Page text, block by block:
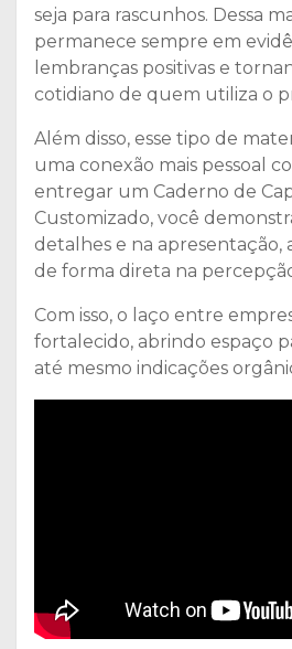
seja para rascunhos. Dessa
permanece sempre em
lembranças positivas e
cotidiano de quem utiliza o
Além disso, esse tipo de
uma conexão mais pessoal
entregar um Caderno de
Customizado, você
detalhes e na apresentação,
de forma direta na
Com isso, o laço entre
fortalecido, abrindo espaço
até mesmo indicações